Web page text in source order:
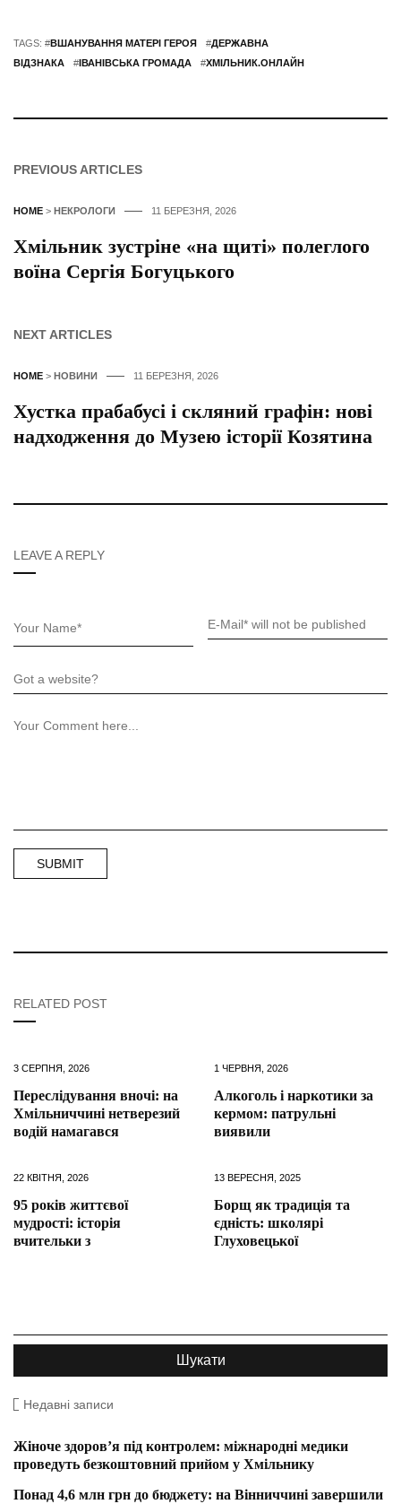
TAGS: #ВШАНУВАННЯ МАТЕРІ ГЕРОЯ #ДЕРЖАВНА
ВІДЗНАКА
# ІВАНІВСЬКА ГРОМАДА #ХМІЛЬНИК.ОНЛАЙН
PREVIOUS ARTICLES
HOME > НЕКРОЛОГИ 11 БЕРЕЗНЯ, 2026
Хмільник зустріне «на щиті» полеглого
воїна Сергія Богуцького
NEXT ARTICLES
HOME > НОВИНИ 11 БЕРЕЗНЯ, 2026
Хустка прабабусі і скляний графін: нові
надходження до Музею історії Козятина
LEAVE A REPLY
RELATED POST
3 СЕРПНЯ, 2026
Переслідування вночі: на
Хмільниччині нетверезий
водій намагався
1 ЧЕРВНЯ, 2026
Алкоголь і наркотики за
кермом: патрульні
виявили
22 КВІТНЯ, 2026
95 років життєвої
мудрості: історія
вчительки з
13 ВЕРЕСНЯ, 2025
Борщ як традиція та
єдність: школярі
Глуховецької
Недавні записи
Жіноче здоров’я під контролем: міжнародні медики
проведуть безкоштовний прийом у Хмільнику
Понад 4,6 млн грн до бюджету: на Вінниччині завершили